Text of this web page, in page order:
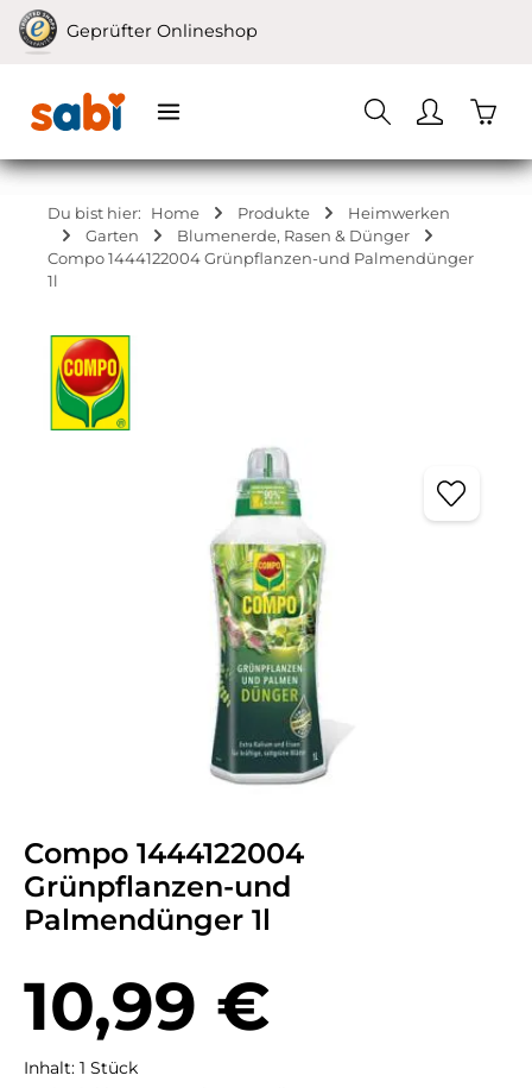
Zum Hauptinhalt springen
Geprüfter Onlineshop
Du bist hier: Home Produkte
Heimwerken
Garten
Blumenerde, Rasen & Dünger
Compo 1444122004 Grünpflanzen-und Palmendünger
1l
Bildergalerie überspringen
Compo 1444122004
Grünpflanzen-und
Palmendünger 1l
10,99 €
Inhalt: 1 Stück